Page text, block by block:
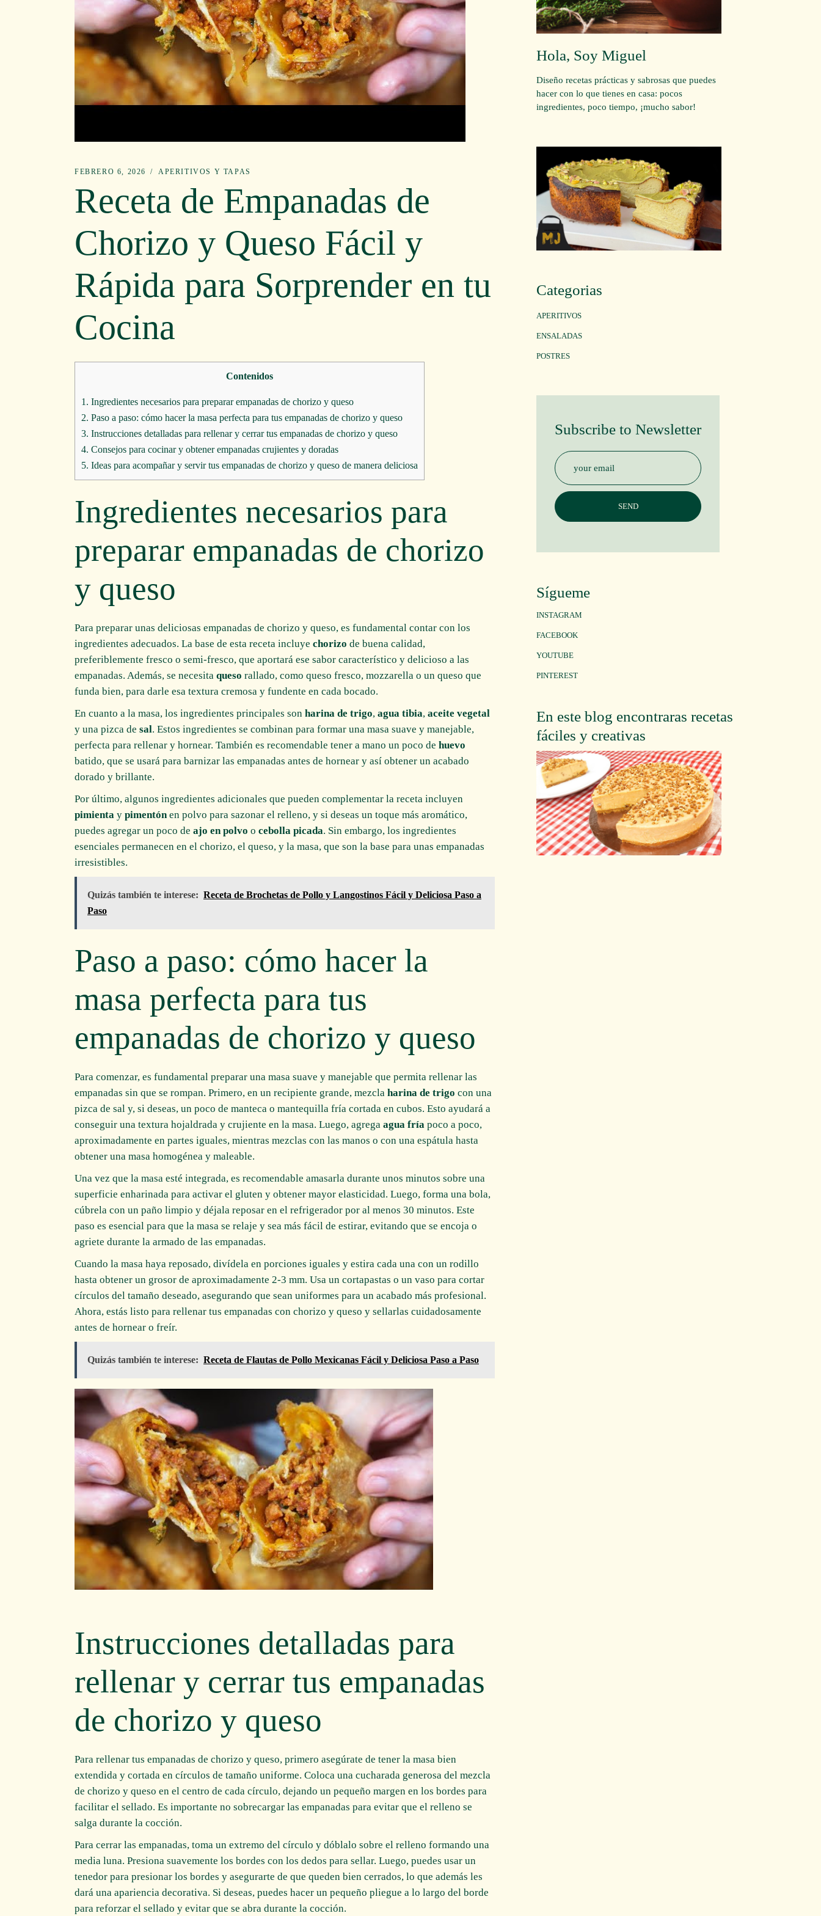
FEBRERO 6, 2026 APERITIVOS Y TAPAS
Receta de Empanadas de
Chorizo y Queso Fácil y
Rápida para Sorprender en tu
Cocina
Contenidos
1. Ingredientes necesarios para preparar empanadas de chorizo y queso
2. Paso a paso: cómo hacer la masa perfecta para tus empanadas de chorizo y queso
3. Instrucciones detalladas para rellenar y cerrar tus empanadas de chorizo y queso
4. Consejos para cocinar y obtener empanadas crujientes y doradas
5. Ideas para acompañar y servir tus empanadas de chorizo y queso de manera deliciosa
Ingredientes necesarios para
preparar empanadas de chorizo
y queso
Para preparar unas deliciosas empanadas de chorizo y queso, es fundamental contar con los
ingredientes adecuados. La base de esta receta incluye chorizo de buena calidad,
preferiblemente fresco o semi-fresco, que aportará ese sabor característico y delicioso a las
empanadas. Además, se necesita queso rallado, como queso fresco, mozzarella o un queso que
funda bien, para darle esa textura cremosa y fundente en cada bocado.
En cuanto a la masa, los ingredientes principales son harina de trigo, agua tibia, aceite vegetal
y una pizca de sal. Estos ingredientes se combinan para formar una masa suave y manejable,
perfecta para rellenar y hornear. También es recomendable tener a mano un poco de huevo
batido, que se usará para barnizar las empanadas antes de hornear y así obtener un acabado
dorado y brillante.
Por último, algunos ingredientes adicionales que pueden complementar la receta incluyen
pimienta y pimentónen polvo para sazonar el relleno, y si deseas un toque más aromático,
puedes agregar un poco de ajo en polvo o cebolla picada. Sin embargo, los ingredientes
esenciales permanecen en el chorizo, el queso, y la masa, que son la base para unas empanadas
irresistibles.
Quizás también te interese: Receta de Brochetas de Pollo y Langostinos Fácil y Deliciosa Paso a
Paso
Paso a paso: cómo hacer la
masa perfecta para tus
empanadas de chorizo y queso
Para comenzar, es fundamental preparar una masa suave y manejable que permita rellenar las
empanadas sin que se rompan. Primero, en un recipiente grande, mezcla harina de trigo con una
pizca de sal y, si deseas, un poco de manteca o mantequilla fría cortada en cubos. Esto ayudará a
conseguir una textura hojaldrada y crujiente en la masa. Luego, agrega agua fría poco a poco,
aproximadamente en partes iguales, mientras mezclas con las manos o con una espátula hasta
obtener una masa homogénea y maleable.
Una vez que la masa esté integrada, es recomendable amasarla durante unos minutos sobre una
superficie enharinada para activar el gluten y obtener mayor elasticidad. Luego, forma una bola,
cúbrela con un paño limpio y déjala reposar en el refrigerador por al menos 30 minutos. Este
paso es esencial para que la masa se relaje y sea más fácil de estirar, evitando que se encoja o
agriete durante la armado de las empanadas.
Cuando la masa haya reposado, divídela en porciones iguales y estira cada una con un rodillo
hasta obtener un grosor de aproximadamente 2-3 mm. Usa un cortapastas o un vaso para cortar
círculos del tamaño deseado, asegurando que sean uniformes para un acabado más profesional.
Ahora, estás listo para rellenar tus empanadas con chorizo y queso y sellarlas cuidadosamente
antes de hornear o freír.
Quizás también te interese: Receta de Flautas de Pollo Mexicanas Fácil y Deliciosa Paso a Paso
Instrucciones detalladas para
rellenar y cerrar tus empanadas
de chorizo y queso
Para rellenar tus empanadas de chorizo y queso, primero asegúrate de tener la masa bien
extendida y cortada en círculos de tamaño uniforme. Coloca una cucharada generosa del mezcla
de chorizo y queso en el centro de cada círculo, dejando un pequeño margen en los bordes para
facilitar el sellado. Es importante no sobrecargar las empanadas para evitar que el relleno se
salga durante la cocción.
Para cerrar las empanadas, toma un extremo del círculo y dóblalo sobre el relleno formando una
media luna. Presiona suavemente los bordes con los dedos para sellar. Luego, puedes usar un
tenedor para presionar los bordes y asegurarte de que queden bien cerrados, lo que además les
dará una apariencia decorativa. Si deseas, puedes hacer un pequeño pliegue a lo largo del borde
para reforzar el sellado y evitar que se abra durante la cocción.
Hola, Soy Miguel
Diseño recetas prácticas y sabrosas que puedes
hacer con lo que tienes en casa: pocos
ingredientes, poco tiempo, ¡mucho sabor!
Categorias
APERITIVOS
ENSALADAS
POSTRES
Subscribe to Newsletter
Sígueme
INSTAGRAM
FACEBOOK
YOUTUBE
PINTEREST
En este blog encontraras recetas
fáciles y creativas